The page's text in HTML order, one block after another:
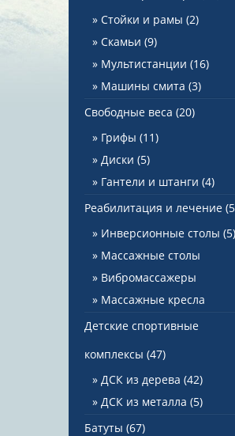
Стойки и рамы (2)
Скамьи (9)
Мультистанции (16)
Машины смита (3)
Свободные веса (20)
Грифы (11)
Диски (5)
Гантели и штанги (4)
Реабилитация и лечение
Инверсионные столы (5)
Массажные столы
Вибромассажеры
Массажные кресла
Детские спортивные
комплексы (47)
ДСК из дерева (42)
ДСК из металла (5)
Батуты (67)